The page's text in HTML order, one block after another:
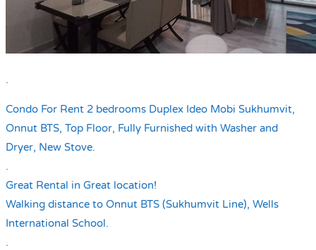
.
Condo For Rent 2 bedrooms Duplex Ideo Mobi Sukhumvit,
Onnut BTS, Top Floor, Fully Furnished with Washer and
Dryer, New Stove.
.
Great Rental in Great location!
Walking distance to Onnut BTS (Sukhumvit Line), Wells
International School.
.